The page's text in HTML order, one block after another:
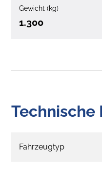
Gewicht (kg)
1.300
Technische
Fahrzeugtyp